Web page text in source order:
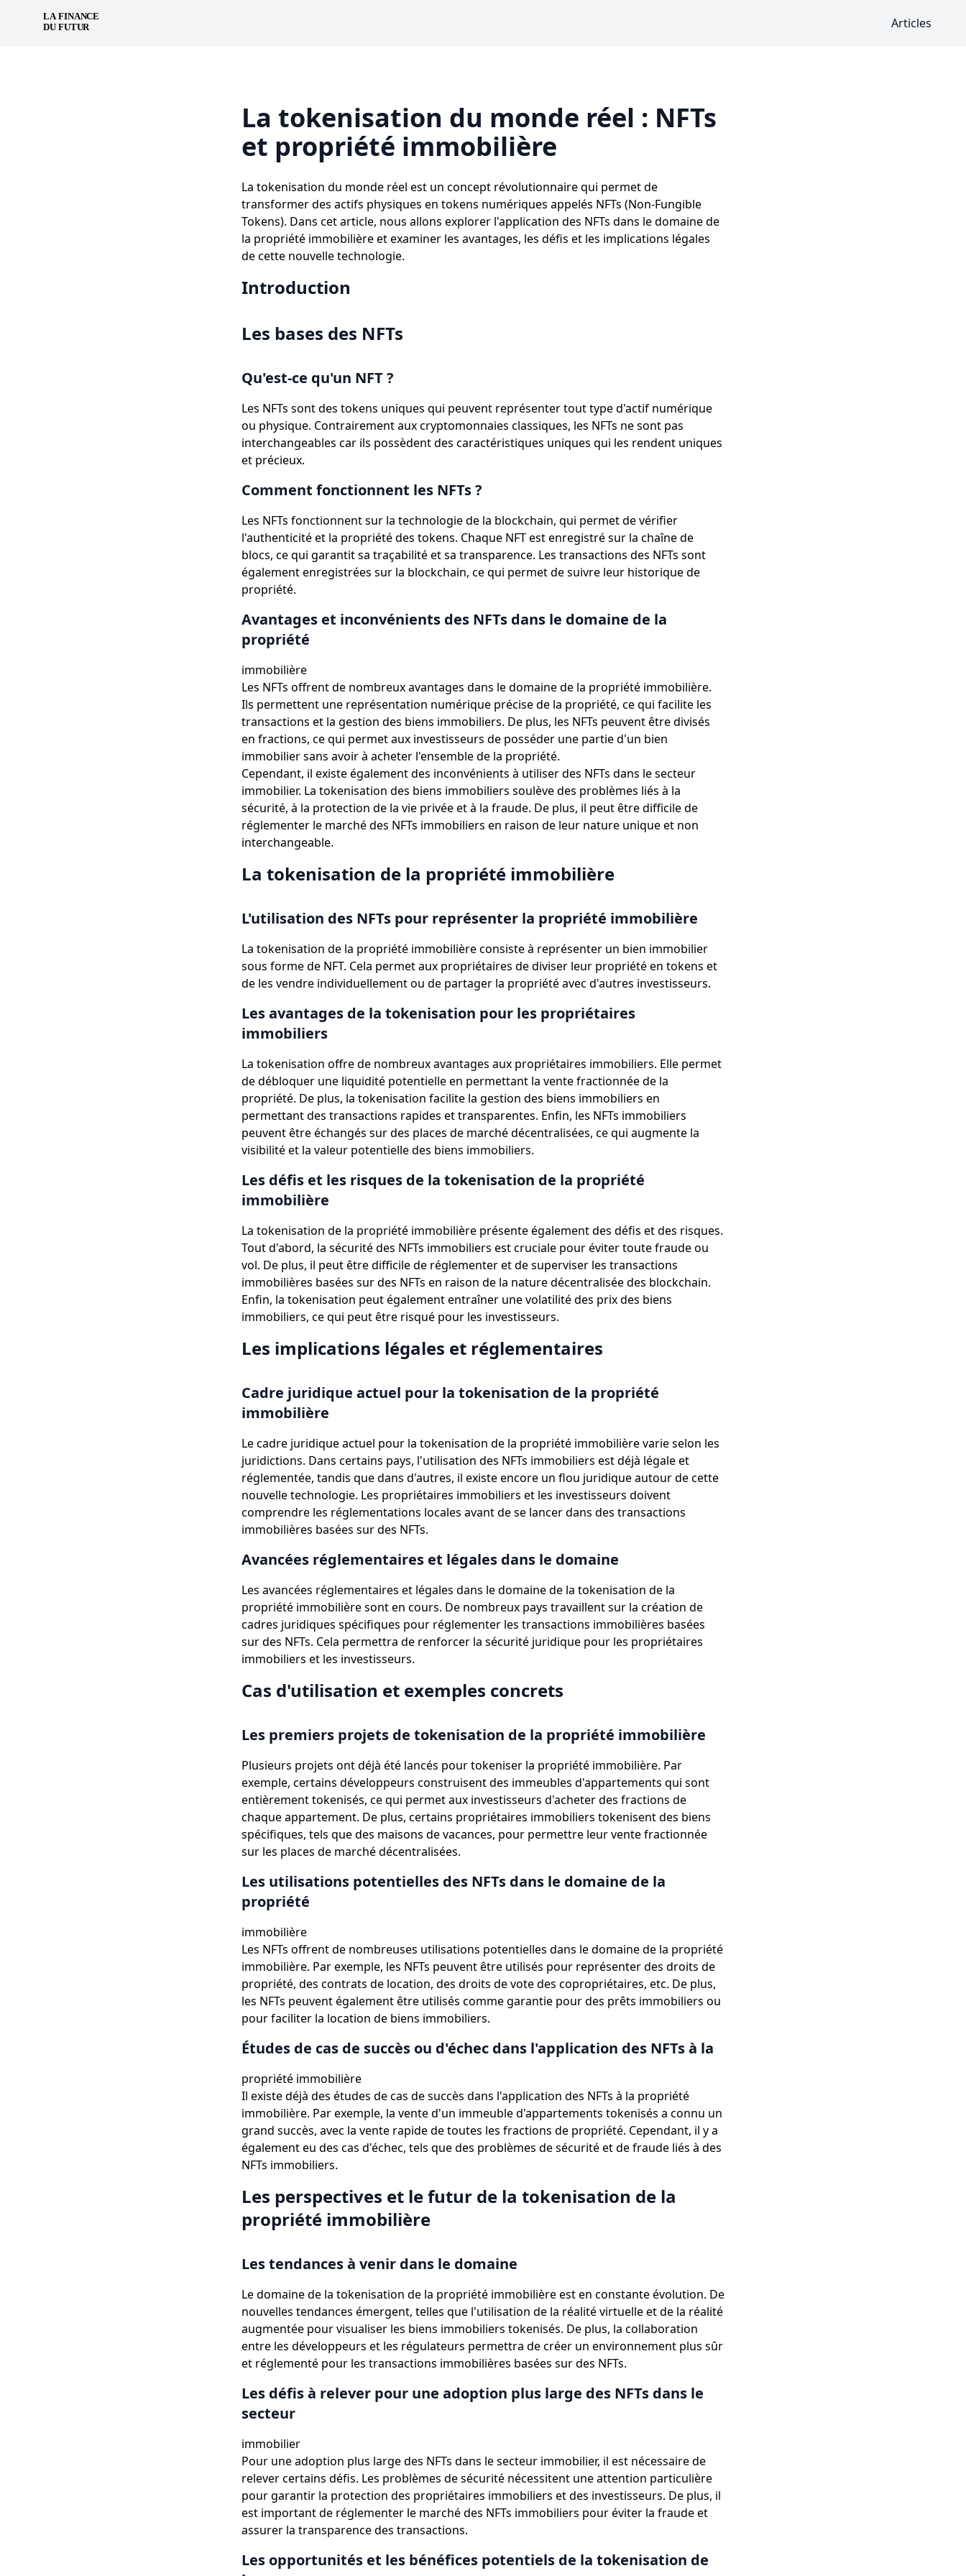
Articles
La tokenisation du monde réel : NFTs
et propriété immobilière
La tokenisation du monde réel est un concept révolutionnaire qui permet de
transformer des actifs physiques en tokens numériques appelés NFTs (Non-Fungible
Tokens). Dans cet article, nous allons explorer l'application des NFTs dans le domaine de
la propriété immobilière et examiner les avantages, les défis et les implications légales
de cette nouvelle technologie.
Introduction
Les bases des NFTs
Qu'est-ce qu'un NFT ?
Les NFTs sont des tokens uniques qui peuvent représenter tout type d'actif numérique
ou physique. Contrairement aux cryptomonnaies classiques, les NFTs ne sont pas
interchangeables car ils possèdent des caractéristiques uniques qui les rendent uniques
et précieux.
Comment fonctionnent les NFTs ?
Les NFTs fonctionnent sur la technologie de la blockchain, qui permet de vérifier
l'authenticité et la propriété des tokens. Chaque NFT est enregistré sur la chaîne de
blocs, ce qui garantit sa traçabilité et sa transparence. Les transactions des NFTs sont
également enregistrées sur la blockchain, ce qui permet de suivre leur historique de
propriété.
Avantages et inconvénients des NFTs dans le domaine de la
propriété
immobilière
Les NFTs offrent de nombreux avantages dans le domaine de la propriété immobilière.
Ils permettent une représentation numérique précise de la propriété, ce qui facilite les
transactions et la gestion des biens immobiliers. De plus, les NFTs peuvent être divisés
en fractions, ce qui permet aux investisseurs de posséder une partie d'un bien
immobilier sans avoir à acheter l'ensemble de la propriété.
Cependant, il existe également des inconvénients à utiliser des NFTs dans le secteur
immobilier. La tokenisation des biens immobiliers soulève des problèmes liés à la
sécurité, à la protection de la vie privée et à la fraude. De plus, il peut être difficile de
réglementer le marché des NFTs immobiliers en raison de leur nature unique et non
interchangeable.
La tokenisation de la propriété immobilière
L'utilisation des NFTs pour représenter la propriété immobilière
La tokenisation de la propriété immobilière consiste à représenter un bien immobilier
sous forme de NFT. Cela permet aux propriétaires de diviser leur propriété en tokens et
de les vendre individuellement ou de partager la propriété avec d'autres investisseurs.
Les avantages de la tokenisation pour les propriétaires
immobiliers
La tokenisation offre de nombreux avantages aux propriétaires immobiliers. Elle permet
de débloquer une liquidité potentielle en permettant la vente fractionnée de la
propriété. De plus, la tokenisation facilite la gestion des biens immobiliers en
permettant des transactions rapides et transparentes. Enfin, les NFTs immobiliers
peuvent être échangés sur des places de marché décentralisées, ce qui augmente la
visibilité et la valeur potentielle des biens immobiliers.
Les défis et les risques de la tokenisation de la propriété
immobilière
La tokenisation de la propriété immobilière présente également des défis et des risques.
Tout d'abord, la sécurité des NFTs immobiliers est cruciale pour éviter toute fraude ou
vol. De plus, il peut être difficile de réglementer et de superviser les transactions
immobilières basées sur des NFTs en raison de la nature décentralisée des blockchain.
Enfin, la tokenisation peut également entraîner une volatilité des prix des biens
immobiliers, ce qui peut être risqué pour les investisseurs.
Les implications légales et réglementaires
Cadre juridique actuel pour la tokenisation de la propriété
immobilière
Le cadre juridique actuel pour la tokenisation de la propriété immobilière varie selon les
juridictions. Dans certains pays, l'utilisation des NFTs immobiliers est déjà légale et
réglementée, tandis que dans d'autres, il existe encore un flou juridique autour de cette
nouvelle technologie. Les propriétaires immobiliers et les investisseurs doivent
comprendre les réglementations locales avant de se lancer dans des transactions
immobilières basées sur des NFTs.
Avancées réglementaires et légales dans le domaine
Les avancées réglementaires et légales dans le domaine de la tokenisation de la
propriété immobilière sont en cours. De nombreux pays travaillent sur la création de
cadres juridiques spécifiques pour réglementer les transactions immobilières basées
sur des NFTs. Cela permettra de renforcer la sécurité juridique pour les propriétaires
immobiliers et les investisseurs.
Cas d'utilisation et exemples concrets
Les premiers projets de tokenisation de la propriété immobilière
Plusieurs projets ont déjà été lancés pour tokeniser la propriété immobilière. Par
exemple, certains développeurs construisent des immeubles d'appartements qui sont
entièrement tokenisés, ce qui permet aux investisseurs d'acheter des fractions de
chaque appartement. De plus, certains propriétaires immobiliers tokenisent des biens
spécifiques, tels que des maisons de vacances, pour permettre leur vente fractionnée
sur les places de marché décentralisées.
Les utilisations potentielles des NFTs dans le domaine de la
propriété
immobilière
Les NFTs offrent de nombreuses utilisations potentielles dans le domaine de la propriété
immobilière. Par exemple, les NFTs peuvent être utilisés pour représenter des droits de
propriété, des contrats de location, des droits de vote des copropriétaires, etc. De plus,
les NFTs peuvent également être utilisés comme garantie pour des prêts immobiliers ou
pour faciliter la location de biens immobiliers.
Études de cas de succès ou d'échec dans l'application des NFTs à la
propriété immobilière
Il existe déjà des études de cas de succès dans l'application des NFTs à la propriété
immobilière. Par exemple, la vente d'un immeuble d'appartements tokenisés a connu un
grand succès, avec la vente rapide de toutes les fractions de propriété. Cependant, il y a
également eu des cas d'échec, tels que des problèmes de sécurité et de fraude liés à des
NFTs immobiliers.
Les perspectives et le futur de la tokenisation de la
propriété immobilière
Les tendances à venir dans le domaine
Le domaine de la tokenisation de la propriété immobilière est en constante évolution. De
nouvelles tendances émergent, telles que l'utilisation de la réalité virtuelle et de la réalité
augmentée pour visualiser les biens immobiliers tokenisés. De plus, la collaboration
entre les développeurs et les régulateurs permettra de créer un environnement plus sûr
et réglementé pour les transactions immobilières basées sur des NFTs.
Les défis à relever pour une adoption plus large des NFTs dans le
secteur
immobilier
Pour une adoption plus large des NFTs dans le secteur immobilier, il est nécessaire de
relever certains défis. Les problèmes de sécurité nécessitent une attention particulière
pour garantir la protection des propriétaires immobiliers et des investisseurs. De plus, il
est important de réglementer le marché des NFTs immobiliers pour éviter la fraude et
assurer la transparence des transactions.
Les opportunités et les bénéfices potentiels de la tokenisation de